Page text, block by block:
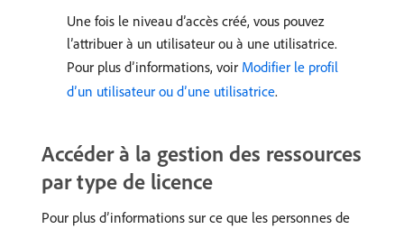
Une fois le niveau d’accès créé, vous pouvez
l’attribuer à un utilisateur ou à une utilisatrice.
Pour plus d’informations, voir Modifier le profil
d’un utilisateur ou d’une utilisatrice.
Accéder à la gestion des ressources
par type de licence
Pour plus d’informations sur ce que les personnes de